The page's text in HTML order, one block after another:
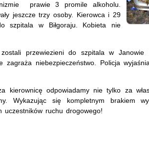
prawie 3 promile alkoholu.
jeszcze trzy osoby. Kierowca i 29
szpitala w Biłgoraju. Kobieta nie
przewiezieni do szpitala w Janowie
niebezpieczeństwo. Policja
kierownicę odpowiadamy nie tylko za
Wykazując się kompletnym brakiem
uczestników ruchu drogowego!